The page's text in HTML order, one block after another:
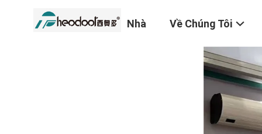
Nhà Về Chúng Tôi